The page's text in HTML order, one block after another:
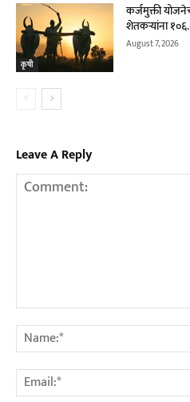
कृषी
कर्जमुक्ती
शेतकऱ्यांना
August 7, 2026
Leave A Reply
Comment: